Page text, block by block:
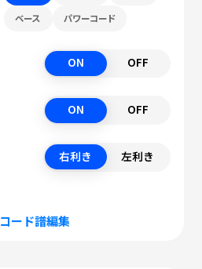
ベース パワーコード
ON OFF
ON OFF
右利き 左利き
コード譜編集